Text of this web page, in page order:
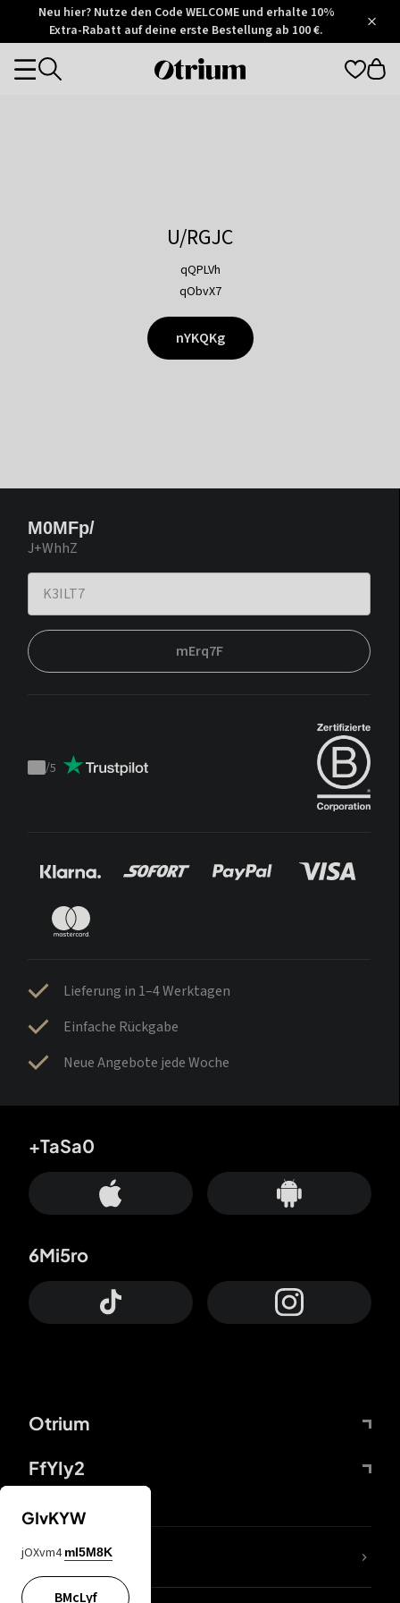
Otrium
Trustpilot
Neu hier? Nutze den Code WELCOME und erhalte 10%
Extra-Rabatt auf deine erste Bestellung ab 100 €.
Otrium
Categories
U/RGJC
qQPLVh
qObvX7
nYKQKg
M0MFp/
J+WhhZ
mErq7F
Trustpilot
/5
Lieferung in 1–4 Werktagen
Einfache Rückgabe
Neue Angebote jede Woche
Otrium
FfYIy2
+TaSa0
6Mi5ro
DDcvSo
GIvKYW
jOXvm4 mI5M8K
BMcLyf